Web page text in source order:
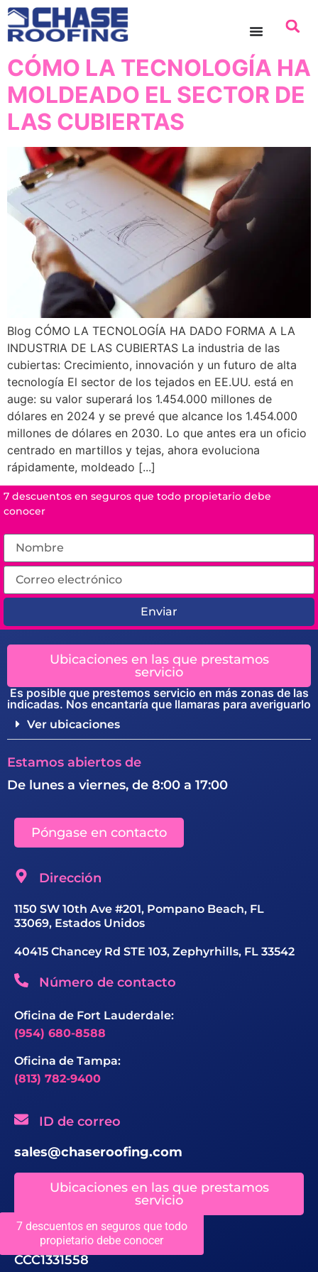
contenido
CÓMO LA TECNOLOGÍA HA
MOLDEADO EL SECTOR DE
LAS CUBIERTAS
Blog CÓMO LA TECNOLOGÍA HA DADO FORMA A LA
INDUSTRIA DE LAS CUBIERTAS La industria de las
cubiertas: Crecimiento, innovación y un futuro de alta
tecnología El sector de los tejados en EE.UU. está en
auge: su valor superará los 1.454.000 millones de
dólares en 2024 y se prevé que alcance los 1.454.000
millones de dólares en 2030. Lo que antes era un oficio
centrado en martillos y tejas, ahora evoluciona
rápidamente, moldeado [...]
7 descuentos en seguros que todo
propietario debe conocer
7 descuentos en seguros que todo propietario debe
conocer
Enviar
Ubicaciones en las que prestamos
servicio
Es posible que prestemos servicio en más zonas de las
indicadas. Nos encantaría que llamaras para averiguarlo
Ver ubicaciones
Estamos abiertos de
De lunes a viernes, de 8:00 a 17:00
Póngase en contacto
Dirección
1150 SW 10th Ave #201, Pompano Beach, FL
33069, Estados Unidos
40415 Chancey Rd STE 103, Zephyrhills, FL 33542
Número de contacto
Oficina de Fort Lauderdale:
(954) 680-8588
Oficina de Tampa:
(813) 782-9400
ID de correo
sales@chaseroofing.com
Ubicaciones en las que prestamos
servicio
Licencias
CCC1331558